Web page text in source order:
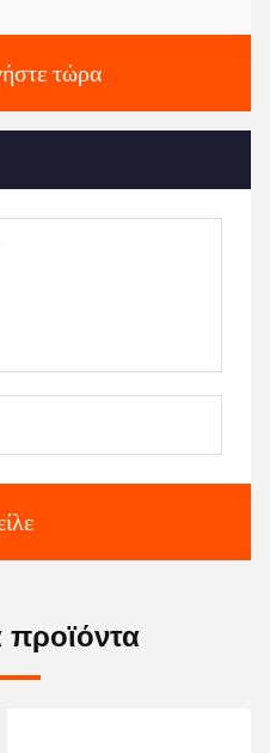
τώρα